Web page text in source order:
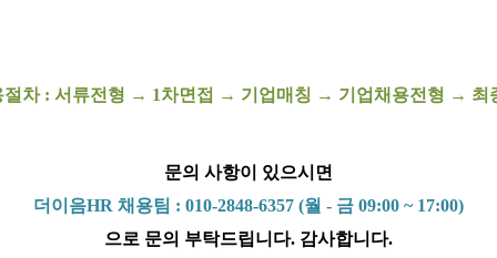
차 : 서류전형 → 1차면접 → 기업매칭 → 기업채용전형 → 최
문의 사항이 있으시면
더이음HR 채용팀 : 010-2848-6357 (월 - 금 09:00 ~ 17:00)
으로 문의 부탁드립니다. 감사합니다.